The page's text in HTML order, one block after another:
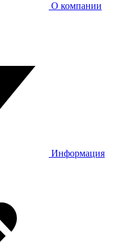
О компании
Информация